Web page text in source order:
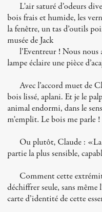
L’air saturé d’odeurs
bois frais et humide, les
la fenêtre, un tas d’outils
musée de Jack
l’Eventreur ! Nous nous
lampe éclaire une pièce
Avec l’accord muet de
bois lissé, aplani. Et je le
animal endormi, dans le
m’emplit. Le bois me parle !
Ou plutôt, Claude : «La
partie la plus sensible,
Comment cette
déchiffrer seule, sans
carte d’identité de cette